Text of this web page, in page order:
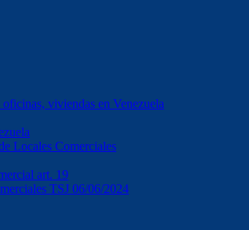
viviendas en Venezuela
Locales Comerciales
art. 19
TSJ 06/06/2024